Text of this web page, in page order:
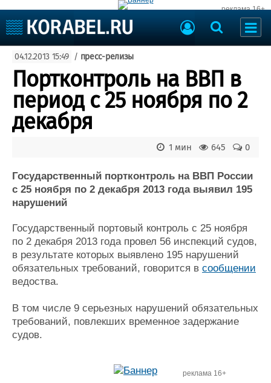
реклама 16+
Судоходство
Судоремонт
События
Пресс-релизы
Порты
Рыболовство
ВМФ
Образование
Судостроение
Пульс
Новости
Компании
Репутация
Работа
Крюинг
Журнал
Торговая площадка
Доска объявлений
Оборудование
Изделия
Материалы
Услуги
Конференции
Отзывы
04.12.2013 15:49 / пресс-релизы
Портконтроль на ВВП в
период с 25 ноября по 2
декабря
0
645
1 мин
Государственный портконтроль на ВВП России
с 25 ноября по 2 декабря 2013 года выявил 195
нарушений
Государственный портовый контроль с 25 ноября
по 2 декабря 2013 года провел 56 инспекций судов,
в результате которых выявлено 195 нарушений
обязательных требований, говорится в сообщении
ведоства.
В том числе 9 серьезных нарушений обязательных
требований, повлекших временное задержание
судов.
реклама 16+